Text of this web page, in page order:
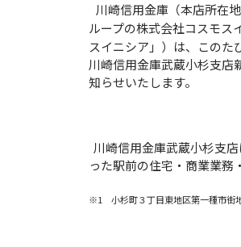
川崎信用金庫（本店所在
ループの株式会社コスモス
スイニシア」）は、この
川崎信用金庫武蔵小杉支店
知らせいたします。
川崎信用金庫武蔵小杉支
った駅前の住宅・商業業務
※1 小杉町３丁目東地区第一種市街